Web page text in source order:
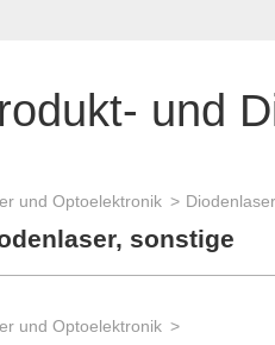
und
und Optoelektronik Diodenlaser
sonstige
und Optoelektronik